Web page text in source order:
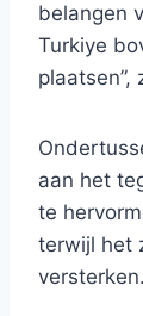
belangen
Turkiye
plaatsen”,
aan het
te
terwijl het
versterken.